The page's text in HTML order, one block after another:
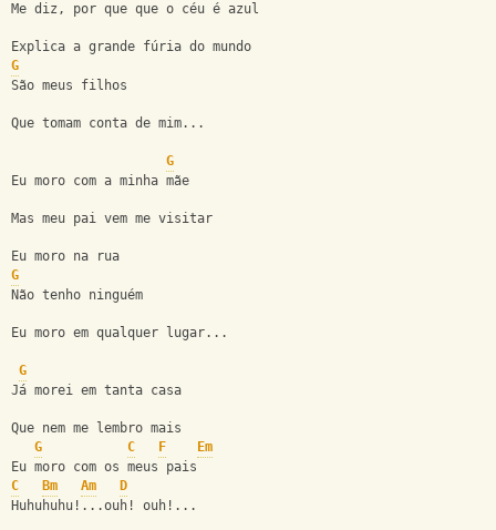
Me diz, por que que o céu é azul
Explica a grande fúria do mundo
G
São meus filhos
Que tomam conta de mim...
G
Eu moro com a minha mãe
Mas meu pai vem me visitar
Eu moro na rua
G
Não tenho ninguém
Eu moro em qualquer lugar...
G
Já morei em tanta casa
Que nem me lembro mais
G
C F
Em
Eu moro com os meus pais
C
Bm Am
D
Huhuhuhu!...ouh! ouh!...